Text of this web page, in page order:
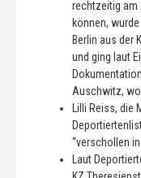
rechtzeitig am
können,
Berlin aus der
und ging laut
Auschwitz, wo
Lilli Reiss,
“verschollen
Laut